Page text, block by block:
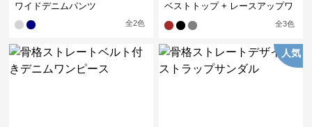
ワイドデニムパンツ
全2色
ベストトップ + レースアップワ
イドレッグパンツセットアップ
全3色
人気